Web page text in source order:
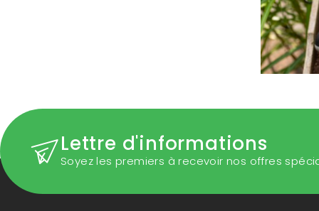
Lettre d'informations
Soyez les premiers à recevoir nos offres